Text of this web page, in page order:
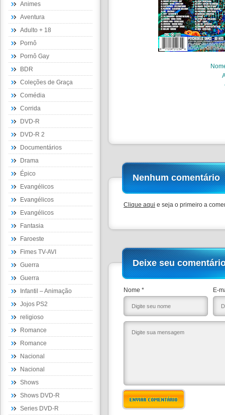
Animes
Aventura
Adulto + 18
Pornô
Pornô Gay
BDR
Coleções de Graça
Comédia
Corrida
DVD-R
DVD-R 2
Documentários
Drama
Épico
Evangélicos
Evangélicos
Evangélicos
Fantasia
Faroeste
Fimes TV-AVI
Guerra
Guerra
Infantil – Animação
Jojos PS2
religioso
Romance
Romance
Nacional
Nacional
Shows
Shows DVD-R
Series DVD-R
Nenhum comentário
Clique aqui e seja o primeiro a
Deixe seu
Nome * E-
ENVIAR COMENTÁRIO